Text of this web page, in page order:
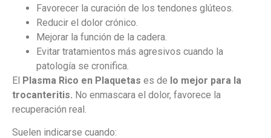
Favorecer la curación de los tendones glúteos.
Reducir el dolor crónico.
Mejorar la función de la cadera.
Evitar tratamientos más agresivos cuando la
patología se cronifica.
El Plasma Rico en Plaquetas es de lo mejor para la
trocanteritis. No enmascara el dolor, favorece la
recuperación real.
Suelen indicarse cuando: